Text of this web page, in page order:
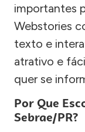
importantes
Webstories
texto e
atrativo e
quer se
Por Que
Sebrae/PR?